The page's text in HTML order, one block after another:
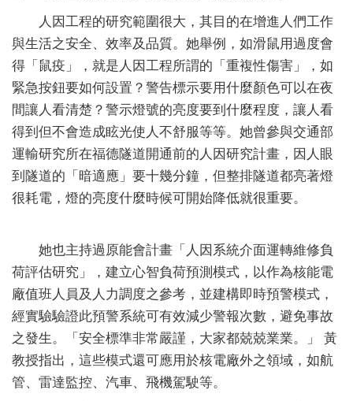
人因工程的研究範圍很大，其目的在增進人們工作
與生活之安全、效率及品質。她舉例，如滑鼠用過度會
得「鼠疫」，就是人因工程所謂的「重複性傷害」，如
緊急按鈕要如何設置？警告標示要用什麼顏色可以在夜
間讓人看清楚？警示燈號的亮度要到什麼程度，讓人看
得到但不會造成眩光使人不舒服等等。她曾參與交通部
運輸研究所在福德隧道開通前的人因研究計畫，因人眼
到隧道的「暗適應」要十幾分鐘，但整排隧道都亮著燈
很耗電，燈的亮度什麼時候可開始降低就很重要。
她也主持過原能會計畫「人因系統介面運轉維修負
荷評估研究」，建立心智負荷預測模式，以作為核能電
廠值班人員及人力調度之參考，並建構即時預警模式，
經實驗驗證此預警系統可有效減少警報次數，避免事故
之發生。「安全標準非常嚴謹，大家都兢兢業業。」 黃
教授指出，這些模式還可應用於核電廠外之領域，如航
管、雷達監控、汽車、飛機駕駛等。